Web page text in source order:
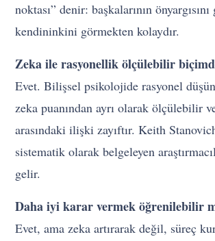
noktası” denir: başkalarının
kendininkini görmekten kolaydır.
Zeka ile rasyonellik ölçülebilir
Evet. Bilişsel psikolojide rasyonel
zeka puanından ayrı olarak ölçülebilir
arasındaki ilişki zayıftır. Keith
sistematik olarak belgeleyen
gelir.
Daha iyi karar vermek öğrenilebilir
Evet, ama zeka artırarak değil, süreç